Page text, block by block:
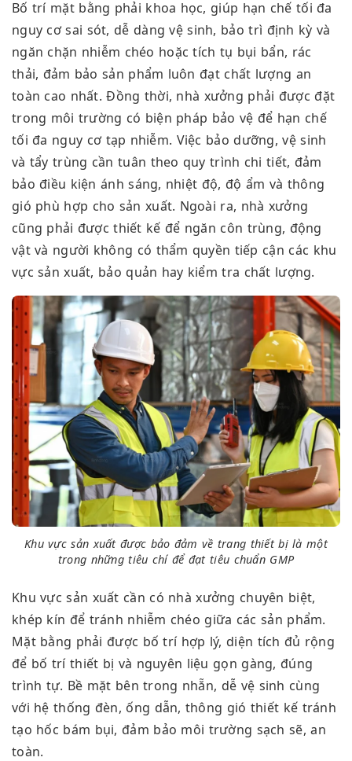
Bố trí mặt bằng phải khoa học, giúp hạn chế tối đa
nguy cơ sai sót, dễ dàng vệ sinh, bảo trì định kỳ và
ngăn chặn nhiễm chéo hoặc tích tụ bụi bẩn, rác
thải, đảm bảo sản phẩm luôn đạt chất lượng an
toàn cao nhất. Đồng thời, nhà xưởng phải được đặt
trong môi trường có biện pháp bảo vệ để hạn chế
tối đa nguy cơ tạp nhiễm. Việc bảo dưỡng, vệ sinh
và tẩy trùng cần tuân theo quy trình chi tiết, đảm
bảo điều kiện ánh sáng, nhiệt độ, độ ẩm và thông
gió phù hợp cho sản xuất. Ngoài ra, nhà xưởng
cũng phải được thiết kế để ngăn côn trùng, động
vật và người không có thẩm quyền tiếp cận các khu
vực sản xuất, bảo quản hay kiểm tra chất lượng.
Khu vực sản xuất được bảo đảm về trang thiết bị là một
trong những tiêu chí để đạt tiêu chuẩn GMP
Khu vực sản xuất cần có nhà xưởng chuyên biệt,
khép kín để tránh nhiễm chéo giữa các sản phẩm.
Mặt bằng phải được bố trí hợp lý, diện tích đủ rộng
để bố trí thiết bị và nguyên liệu gọn gàng, đúng
trình tự. Bề mặt bên trong nhẵn, dễ vệ sinh cùng
với hệ thống đèn, ống dẫn, thông gió thiết kế tránh
tạo hốc bám bụi, đảm bảo môi trường sạch sẽ, an
toàn.